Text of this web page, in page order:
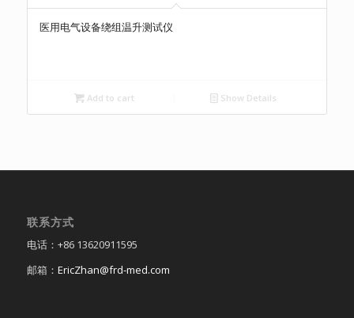
医用电气设备绕组温升测试仪
Add to cart Show Details
联系方式
电话：+86 13620911595
邮箱： EricZhan@frd-med.com